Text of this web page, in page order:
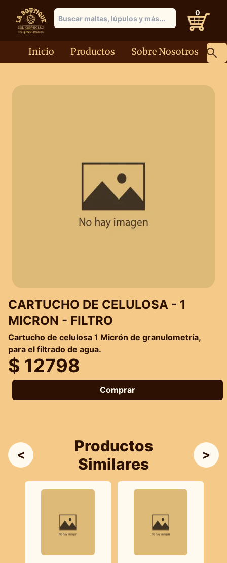
0
Inicio Productos Sobre Nosotros
CARTUCHO DE CELULOSA - 1
MICRON - FILTRO
Cartucho de celulosa 1 Micrón de granulometría,
para el filtrado de agua.
$ 12798
Comprar
<
Productos
Similares
>